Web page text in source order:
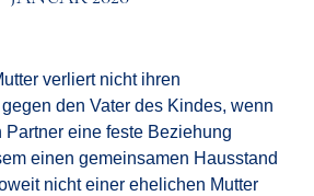
verliert nicht ihren
den Vater des Kindes, wenn
eine feste Beziehung
einen gemeinsamen Hausstand
nicht einer ehelichen Mutter